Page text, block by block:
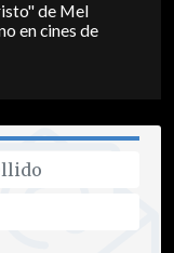
de Mel
en cines de